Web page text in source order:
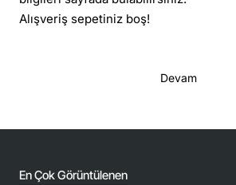
Alışveriş sepetiniz boş!
Devam
En Çok Görüntülenen